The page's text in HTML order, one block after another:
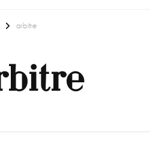
arbitre